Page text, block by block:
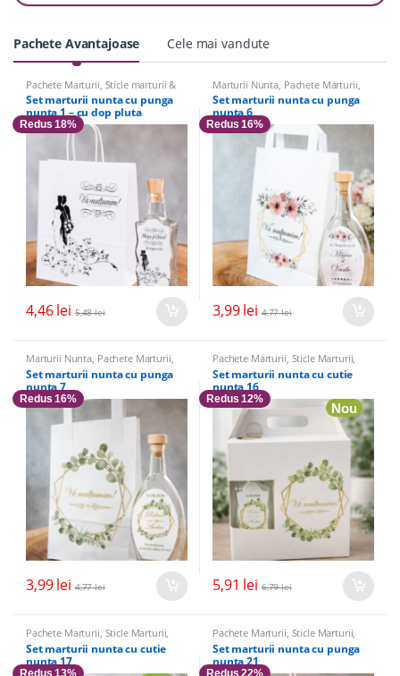
Pachete Avantajoase Cele mai vandute
Pachete Marturii Sticle marturii &
Accesorii , Sticle Marturii
Nunta
Set marturii nunta cu punga
nunta 1 – cu dop pluta
Redus 18%
4,46lei 5,48lei
Marturii Nunta Pachete Marturii
Sticle Marturii,Sticle marturii &
Accesorii
Set marturii nunta cu punga
nunta 6
Redus 16%
3,99lei 4,77lei
Marturii Nunta, Pachete Marturii,
Sticle Marturii,Sticle marturii &
Accesorii
Set marturii nunta cu punga
nunta 7
Redus 16%
3,99lei 4,77lei
Pachete Marturii, Sticle Marturii,
Sticle marturii & Accesorii
Set marturii nunta cu cutie
nunta 16
Redus 12%
Nou
5,91 lei 6,79lei
Pachete Marturii, Sticle Marturii,
Sticle marturii & Accesorii
Set marturii nunta cu cutie
nunta 17
Redus 13%
Pachete Marturii, Sticle Marturii,
Sticle marturii & Accesorii
Set marturii nunta cu punga
nunta 21
Redus 22%